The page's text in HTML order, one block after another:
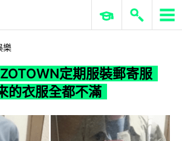
ERP 與商業 AI
樂
定期服裝郵寄服
衣服全都不滿